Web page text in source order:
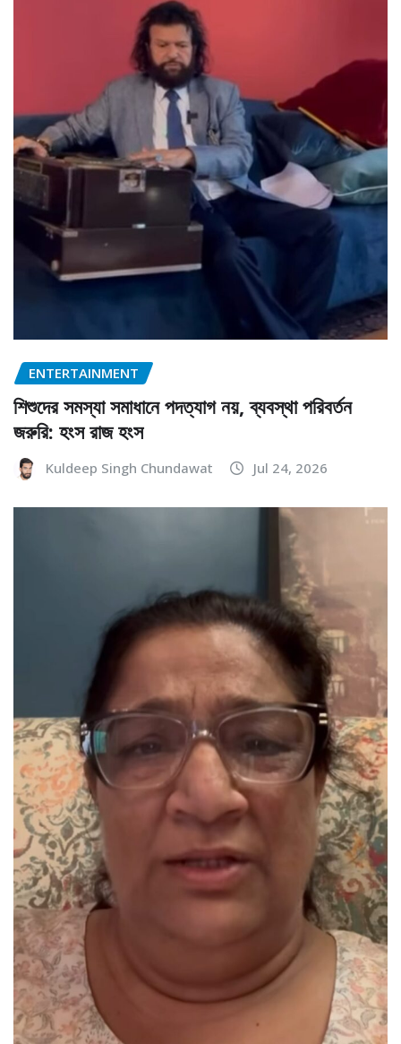
ENTERTAINMENT
শিশুদের সমস্যা সমাধানে পদত্যাগ নয়, ব্যবস্থা পরিবর্তন
জরুরি: হংস রাজ হংস
Kuldeep Singh Chundawat Jul 24, 2026